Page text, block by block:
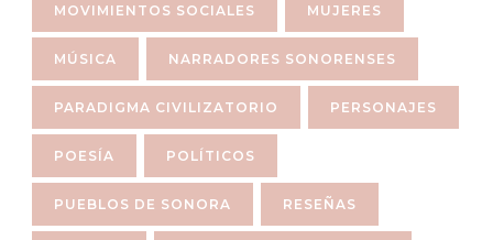
MOVIMIENTOS SOCIALES MUJERES
MÚSICA NARRADORES SONORENSES
PARADIGMA CIVILIZATORIO PERSONAJES
POESÍA POLÍTICOS
PUEBLOS DE SONORA RESEÑAS